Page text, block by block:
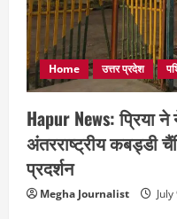
Home उत्तर प्रदेश
Hapur News: प्रिया
अंतरराष्ट्रीय कबड्डी
प्रदर्शन
Megha Journalist